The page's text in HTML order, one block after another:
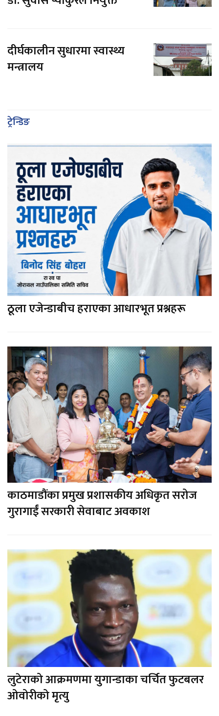
दीर्घकालीन सुधारमा स्वास्थ्य
मन्त्रालय
ट्रेन्डिङ
ठूला एजेन्डाबीच हराएका आधारभूत प्रश्नहरू
काठमाडौंका प्रमुख प्रशासकीय अधिकृत सरोज
गुरागाईं सरकारी सेवाबाट अवकाश
लुटेराको आक्रमणमा युगान्डाका चर्चित फुटबलर
ओवोरीको मृत्यु